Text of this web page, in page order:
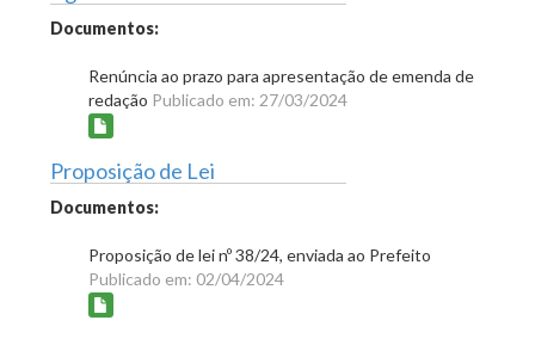
Documentos:
Renúncia ao prazo para apresentação de emenda de
redação Publicado em: 27/03/2024
Proposição de Lei
Documentos:
Proposição de lei nº 38/24, enviada ao Prefeito
Publicado em: 02/04/2024